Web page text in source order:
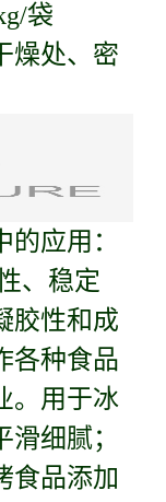
袋
燥处、密
应用：
、稳定
胶性和成
各种食品
。用于冰
细腻；
食品添加